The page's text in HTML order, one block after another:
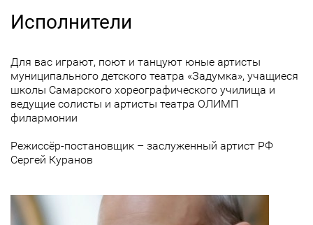
Исполнители
Для вас играют, поют и танцуют юные артисты
муниципального детского театра «Задумка», учащиеся
школы Самарского хореографического училища и
ведущие солисты и артисты театра ОЛИМП
филармонии
Режиссёр-постановщик – заслуженный артист РФ
Сергей Куранов